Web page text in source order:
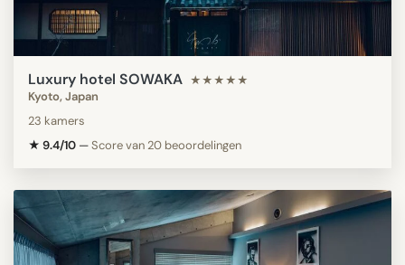
Luxury hotel SOWAKA ★★★★★
Kyoto, Japan
23 kamers
★ 9.4/10 —Score van 20 beoordelingen